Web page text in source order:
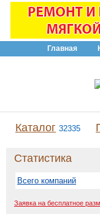
Главная
Каталог 32335
Статистика
Всего компаний
Заявка на бесплатное